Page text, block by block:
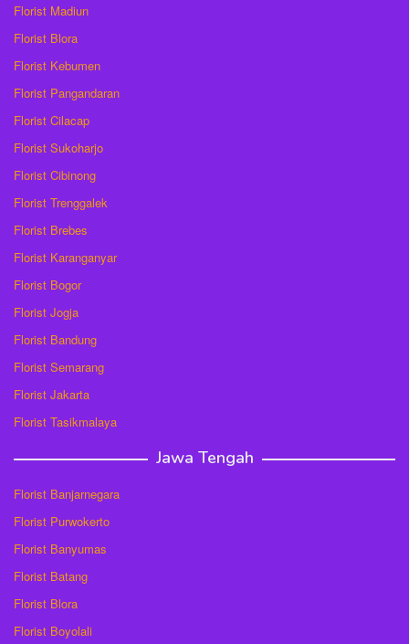
Florist Madiun
Florist Blora
Florist Kebumen
Florist Pangandaran
Florist Cilacap
Florist Sukoharjo
Florist Cibinong
Florist Trenggalek
Florist Brebes
Florist Karanganyar
Florist Bogor
Florist Jogja
Florist Bandung
Florist Semarang
Florist Jakarta
Florist Tasikmalaya
Jawa Tengah
Florist Banjarnegara
Florist Purwokerto
Florist Banyumas
Florist Batang
Florist Blora
Florist Boyolali